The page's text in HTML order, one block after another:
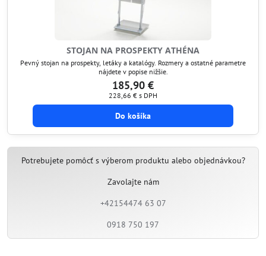
STOJAN NA PROSPEKTY ATHÉNA
Pevný stojan na prospekty, letáky a katalógy. Rozmery a ostatné parametre
nájdete v popise nižšie.
185,90 €
228,66 € s DPH
Do košíka
Potrebujete pomôcť s výberom produktu alebo objednávkou?
Zavolajte nám
+42154474 63 07
0918 750 197